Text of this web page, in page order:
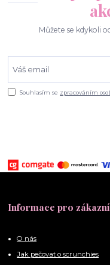
Můžete se kdykoli
Souhlasím se zpracováním
Informace pro
O nás
Jak pečovat o scrunchies